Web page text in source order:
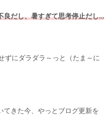
良だし、暑すぎて思考停止だし…
ずにダラダラ～っと（たま～に
てきた今、やっとブログ更新を